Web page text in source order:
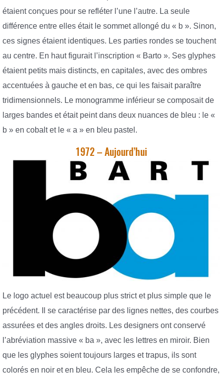
étaient conçues pour se refléter l’une l’autre. La seule
différence entre elles était le sommet allongé du « b ». Sinon,
ces signes étaient identiques. Les parties rondes se touchent
au centre. En haut figurait l’inscription « Barto ». Ses glyphes
étaient petits mais distincts, en capitales, avec des ombres
accentuées à gauche et en bas, ce qui les faisait paraître
tridimensionnels. Le monogramme inférieur se composait de
larges bandes et était peint dans deux nuances de bleu : le «
b » en cobalt et le « a » en bleu pastel.
1972 – Aujourd’hui
Le logo actuel est beaucoup plus strict et plus simple que le
précédent. Il se caractérise par des lignes nettes, des courbes
assurées et des angles droits. Les designers ont conservé
l’abréviation massive « ba », avec les lettres en miroir. Bien
que les glyphes soient toujours larges et trapus, ils sont
colorés en noir et en bleu. Cela les empêche de se confondre,